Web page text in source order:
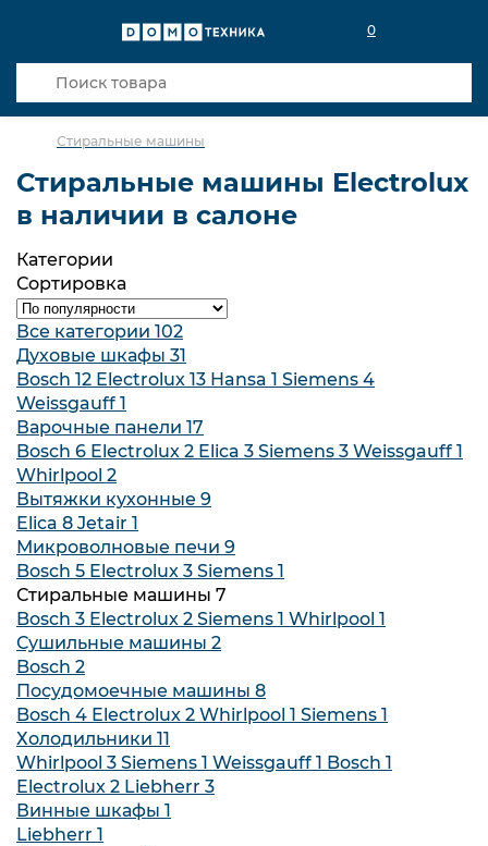
0
Стиральные машины
Стиральные машины Electrolux
в наличии в салоне
Категории
Сортировка
Все категории 102
Духовые шкафы 31
Bosch 12 Electrolux 13 Hansa 1 Siemens 4
Weissgauff 1
Варочные панели 17
Bosch 6 Electrolux 2 Elica 3 Siemens 3 Weissgauff 1
Whirlpool 2
Вытяжки кухонные 9
Elica 8 Jetair 1
Микроволновые печи 9
Bosch 5 Electrolux 3 Siemens 1
Стиральные машины 7
Bosch 3 Electrolux 2 Siemens 1 Whirlpool 1
Сушильные машины 2
Bosch 2
Посудомоечные машины 8
Bosch 4 Electrolux 2 Whirlpool 1 Siemens 1
Холодильники 11
Whirlpool 3 Siemens 1 Weissgauff 1 Bosch 1
Electrolux 2 Liebherr 3
Винные шкафы 1
Liebherr 1